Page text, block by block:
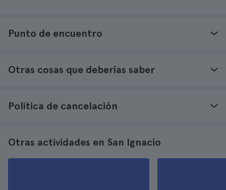
Punto de encuentro
Otras cosas que deberías saber
Política de cancelación
Otras actividades en San Ignacio